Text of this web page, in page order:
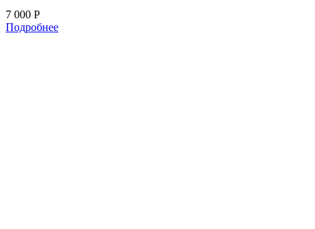
7 000 Р
Подробнее